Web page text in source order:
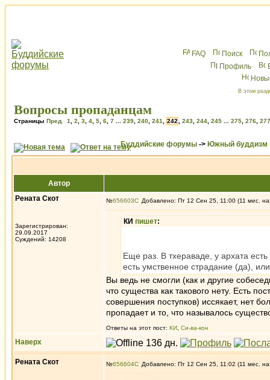
FAQ Поиск
Профиль
В этом
Вопросы пропаданцам
Страницы Пред. 1 2 3 4 5 6 7 239 240 241 242 243 244 245 275 276 277
Буддийские форумы -> Южный буддизм
Автор
Рената Скот
Зарегистрирован:
29.09.2017
Суждений: 14208
№656603 Добавлено: Пт 12 Сен 25, 11:00 (11 мес.
КИ пишет:
Еще раз. В тхераваде, у архата
есть умственное страдание (да),
Вы ведь не смогли (как и другие
что существа как такового нету. Есть
совершения поступков) иссякает, нет
пропадает и то, что называлось
Ответы на этот пост: КИ Си-ва-кон
Наверх
Рената Скот №656604 Добавлено: Пт 12 Сен 25, 11:02 (11 мес.